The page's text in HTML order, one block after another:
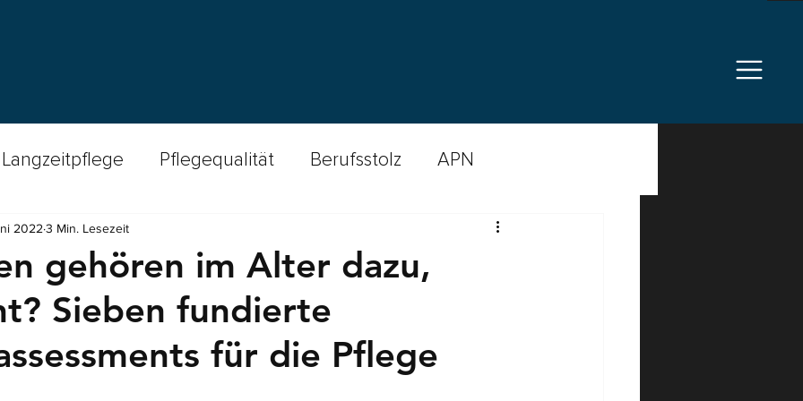
Langzeitpflege Pflegequalität Berufsstolz APN
Spitex-Welten
Insights Bewohnendensicherheit
Patientensicherheit
gehören im Alter dazu,
Sieben fundierte
für die Pflege
2022 3 Min. Lesezeit